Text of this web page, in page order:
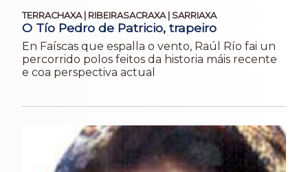
TERRACHAXA | RIBEIRASACRAXA | SARRIAXA
O Tío Pedro de Patricio, trapeiro
En Faíscas que espalla o vento, Raúl Río fai un
percorrido polos feitos da historia máis recente
e coa perspectiva actual